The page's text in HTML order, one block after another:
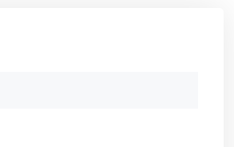
조정하여 무게를 최소화하는 동시에
수 있습니다. 다기능 적응성현무암 복
재는 환경 영향을 줄이고 저탄소 제조